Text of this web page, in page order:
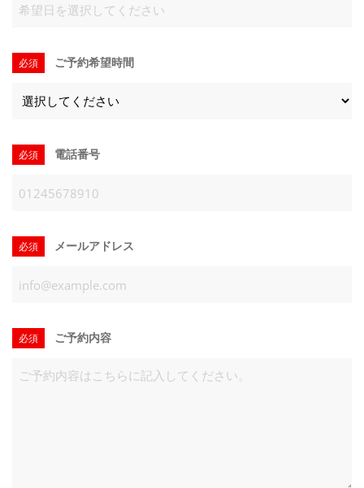
必須 ご予約希望時間
必須 電話番号
必須 メールアドレス
必須 ご予約内容